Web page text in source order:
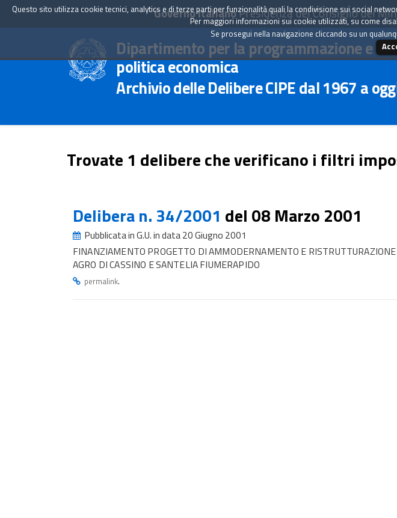
Governo ItalianoPresidenza del Consiglio dei
Dipartimento per la programmazione e il
politica economica
Archivio delle Delibere CIPE dal 1967 a
Trovate 1 delibere che verificano i filtri
Delibera n. 34/2001 del 08 Marzo 2001
Pubblicata in G.U. in data 20 Giugno 2001
FINANZIAMENTO PROGETTO DI AMMODERNAMENTO E
AGRO DI CASSINO E SANTELIA FIUMERAPIDO
permalink.
Questo sito utilizza cookie tecnici, analytics e di terze parti per funzionalità quali la condivisione sui social
Per maggiori informazioni sui cookie utilizzati, su come
Se prosegui nella navigazione cliccando su un